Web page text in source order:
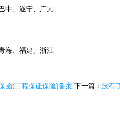
中、遂宁、广元
海、福建、浙江
函(工程保证保险)备案 下一篇： 没有